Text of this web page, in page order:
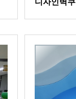
디자인벽